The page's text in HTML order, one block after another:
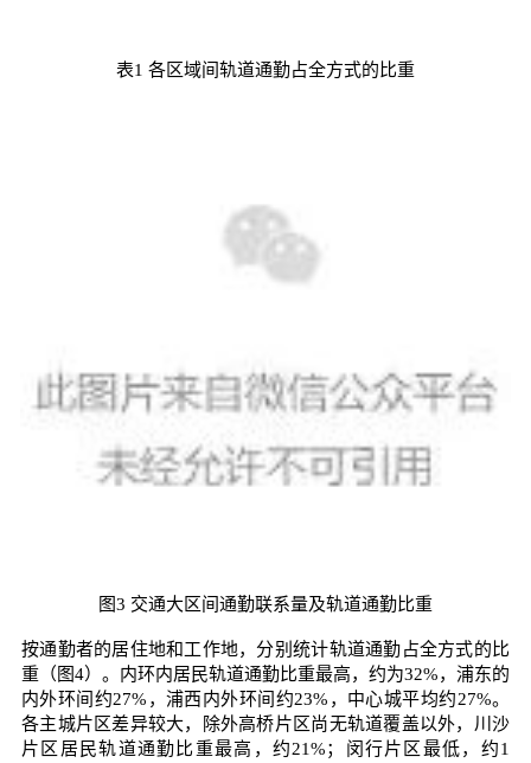
表1 各区域间轨道通勤占全方式的比重
图3 交通大区间通勤联系量及轨道通勤比重
按通勤者的居住地和工作地，分别统计轨道通勤占全方式的比
重（图4）。内环内居民轨道通勤比重最高，约为32%，浦东的
内外环间约27%，浦西内外环间约23%，中心城平均约27%。
各主城片区差异较大，除外高桥片区尚无轨道覆盖以外，川沙
片区居民轨道通勤比重最高，约21%；闵行片区最低，约1